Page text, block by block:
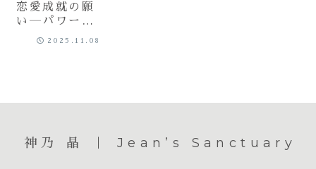
恋愛成就の願
い―パワース
ポット巡り
2025.11.08
神乃 晶 ｜ Jean’s Sanctuary